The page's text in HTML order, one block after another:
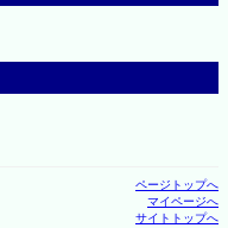
ページトップへ
マイページへ
サイトトップへ